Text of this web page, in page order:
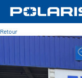
Retour